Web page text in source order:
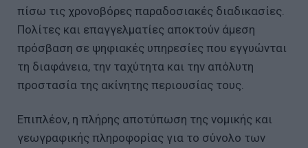
πίσω τις χρονοβόρες παραδοσιακές διαδικασίες.
Πολίτες και επαγγελματίες αποκτούν άμεση
πρόσβαση σε ψηφιακές υπηρεσίες που εγγυώνται
τη διαφάνεια, την ταχύτητα και την απόλυτη
προστασία της ακίνητης περιουσίας τους.
Επιπλέον, η πλήρης αποτύπωση της νομικής και
γεωγραφικής πληροφορίας για το σύνολο των